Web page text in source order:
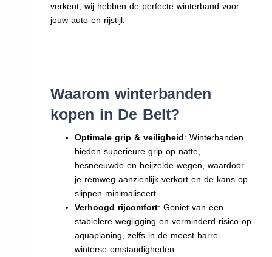
verkent, wij hebben de perfecte winterband voor
jouw auto en rijstijl.
Waarom winterbanden
kopen in De Belt?
Optimale grip & veiligheid: Winterbanden
bieden superieure grip op natte,
besneeuwde en beijzelde wegen, waardoor
je remweg aanzienlijk verkort en de kans op
slippen minimaliseert.
Verhoogd rijcomfort: Geniet van een
stabielere wegligging en verminderd risico op
aquaplaning, zelfs in de meest barre
winterse omstandigheden.